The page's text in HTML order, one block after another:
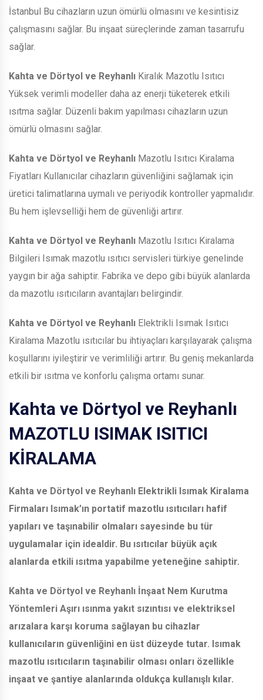
İstanbul Bu cihazların uzun ömürlü olmasını ve kesintisiz
çalışmasını sağlar. Bu inşaat süreçlerinde zaman tasarrufu
sağlar.
Kahta ve Dörtyol ve Reyhanlı Kiralık Mazotlu Isıtıcı
Yüksek verimli modeller daha az enerji tüketerek etkili
ısıtma sağlar. Düzenli bakım yapılması cihazların uzun
ömürlü olmasını sağlar.
Kahta ve Dörtyol ve Reyhanlı Mazotlu Isıtıcı Kiralama
Fiyatları Kullanıcılar cihazların güvenliğini sağlamak için
üretici talimatlarına uymalı ve periyodik kontroller yapmalıdır.
Bu hem işlevselliği hem de güvenliği artırır.
Kahta ve Dörtyol ve Reyhanlı Mazotlu Isıtıcı Kiralama
Bilgileri Isımak mazotlu ısıtıcı servisleri türkiye genelinde
yaygın bir ağa sahiptir. Fabrika ve depo gibi büyük alanlarda
da mazotlu ısıtıcıların avantajları belirgindir.
Kahta ve Dörtyol ve Reyhanlı Elektrikli Isımak Isıtıcı
Kiralama Mazotlu ısıtıcılar bu ihtiyaçları karşılayarak çalışma
koşullarını iyileştirir ve verimliliği artırır. Bu geniş mekanlarda
etkili bir ısıtma ve konforlu çalışma ortamı sunar.
Kahta ve Dörtyol ve Reyhanlı
MAZOTLU ISIMAK ISITICI
KİRALAMA
Kahta ve Dörtyol ve Reyhanlı Elektrikli Isımak Kiralama
Firmaları Isımak’ın portatif mazotlu ısıtıcıları hafif
yapıları ve taşınabilir olmaları sayesinde bu tür
uygulamalar için idealdir. Bu ısıtıcılar büyük açık
alanlarda etkili ısıtma yapabilme yeteneğine sahiptir.
Kahta ve Dörtyol ve Reyhanlı İnşaat Nem Kurutma
Yöntemleri Aşırı ısınma yakıt sızıntısı ve elektriksel
arızalara karşı koruma sağlayan bu cihazlar
kullanıcıların güvenliğini en üst düzeyde tutar. Isımak
mazotlu ısıtıcıların taşınabilir olması onları özellikle
inşaat ve şantiye alanlarında oldukça kullanışlı kılar.